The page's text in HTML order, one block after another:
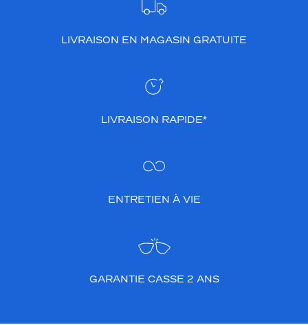
LIVRAISON EN MAGASIN GRATUITE
LIVRAISON RAPIDE*
ENTRETIEN À VIE
GARANTIE CASSE 2 ANS